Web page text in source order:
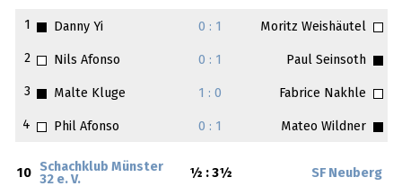
1 Danny Yi 0 : 1 Moritz Weishäutel
2 Nils Afonso 0 : 1 Paul Seinsoth
3 Malte Kluge 1 : 0 Fabrice Nakhle
4 Phil Afonso 0 : 1 Mateo Wildner
10
Schachklub Münster
32 e. V.
½ : 3½ SF Neuberg